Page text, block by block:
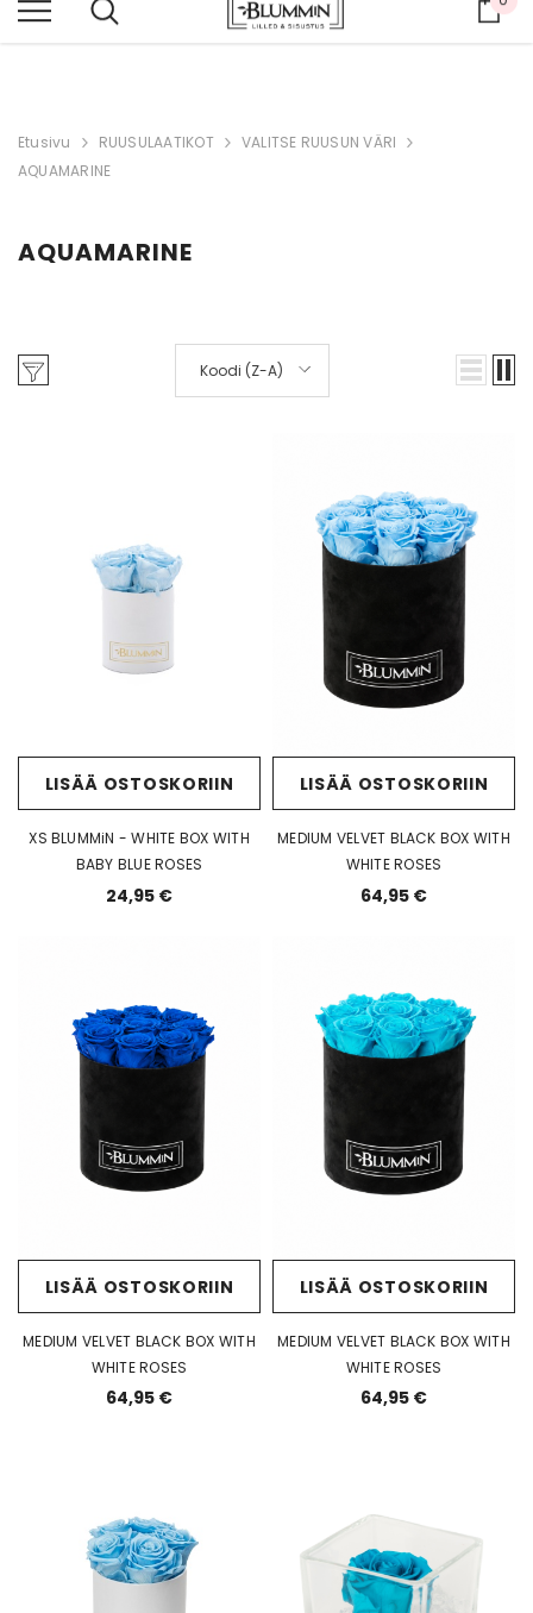
KOKO VERKKOKAUPPA -20 %
Etusivu RUUSULAATIKOT
VALITSE RUUSUN VÄRI
AQUAMARINE
AQUAMARINE
Koodi (Z-A)
LISÄÄ OSTOSKORIIN
XS BLUMMiN - WHITE BOX WITH
BABY BLUE ROSES
24,95 €
LISÄÄ OSTOSKORIIN
MEDIUM VELVET BLACK BOX WITH
WHITE ROSES
64,95 €
LISÄÄ OSTOSKORIIN
MEDIUM VELVET BLACK BOX WITH
WHITE ROSES
64,95 €
LISÄÄ OSTOSKORIIN
MEDIUM VELVET BLACK BOX WITH
WHITE ROSES
64,95 €